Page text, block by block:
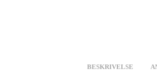
BESKRIVELSE